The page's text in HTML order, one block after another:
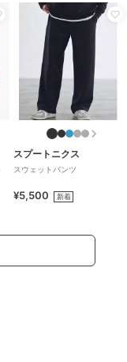
スプートニクス
スウェットパンツ
¥5,500 新着